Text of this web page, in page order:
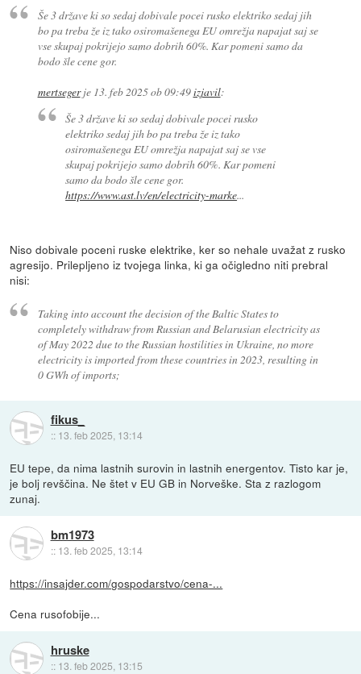
Še 3 države ki so sedaj dobivale pocei rusko elektriko sedaj jih
bo pa treba že iz tako osiromašenega EU omrežja napajat saj se
vse skupaj pokrijejo samo dobrih 60%. Kar pomeni samo da
bodo šle cene gor.
mertsegerje 13. feb 2025 ob 09:49izjavil:
Še 3 države ki so sedaj dobivale pocei rusko
elektriko sedaj jih bo pa treba že iz tako
osiromašenega EU omrežja napajat saj se vse
skupaj pokrijejo samo dobrih 60%. Kar pomeni
samo da bodo šle cene gor.
https://www.ast.lv/en/electricity-marke...
Niso dobivale poceni ruske elektrike, ker so nehale uvažat z rusko
agresijo. Prilepljeno iz tvojega linka, ki ga očigledno niti prebral
nisi:
Taking into account the decision of the Baltic States to
completely withdraw from Russian and Belarusian electricity as
of May 2022 due to the Russian hostilities in Ukraine, no more
electricity is imported from these countries in 2023, resulting in
0 GWh of imports;
fikus_
:: 13. feb 2025, 13:14
EU tepe, da nima lastnih surovin in lastnih energentov. Tisto kar je,
je bolj revščina. Ne štet v EU GB in Norveške. Sta z razlogom
zunaj.
bm1973
:: 13. feb 2025, 13:14
https://insajder.com/gospodarstvo/cena-...
Cena rusofobije...
hruske
:: 13. feb 2025, 13:15